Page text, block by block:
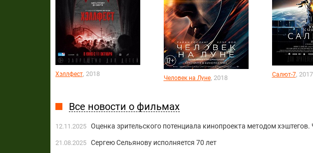
Хэллфест, 2018
Человек на Луне, 2018 Салют-7, 2017
Все новости о фильмах
12.11.2025 Оценка зрительского потенциала кинопроекта методом хэштегов.
21.08.2025 Сергею Сельянову исполняется 70 лет